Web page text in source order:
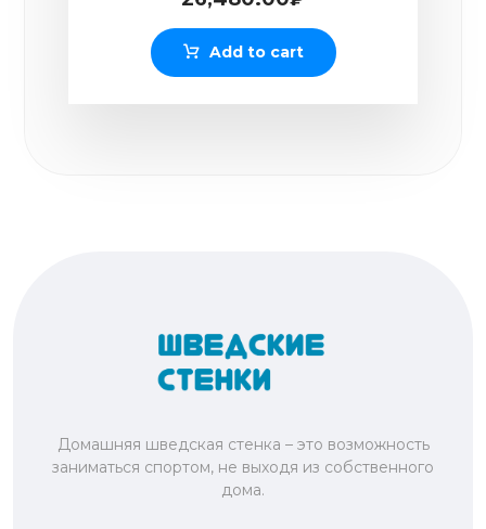
Add to cart
Домашняя шведская стенка – это возможность
заниматься спортом, не выходя из собственного
дома.